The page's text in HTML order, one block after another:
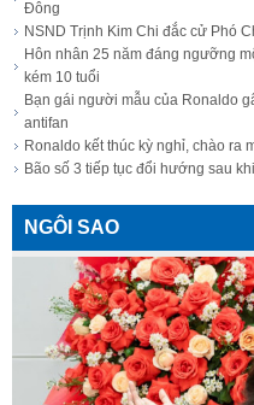
Đông
NSND Trịnh Kim Chi đắc cử Phó
Hôn nhân 25 năm đáng ngưỡng
kém 10 tuổi
Bạn gái người mẫu của Ronaldo
antifan
Ronaldo kết thúc kỳ nghỉ, chào ra
Bão số 3 tiếp tục đổi hướng sau
NGÔI SAO